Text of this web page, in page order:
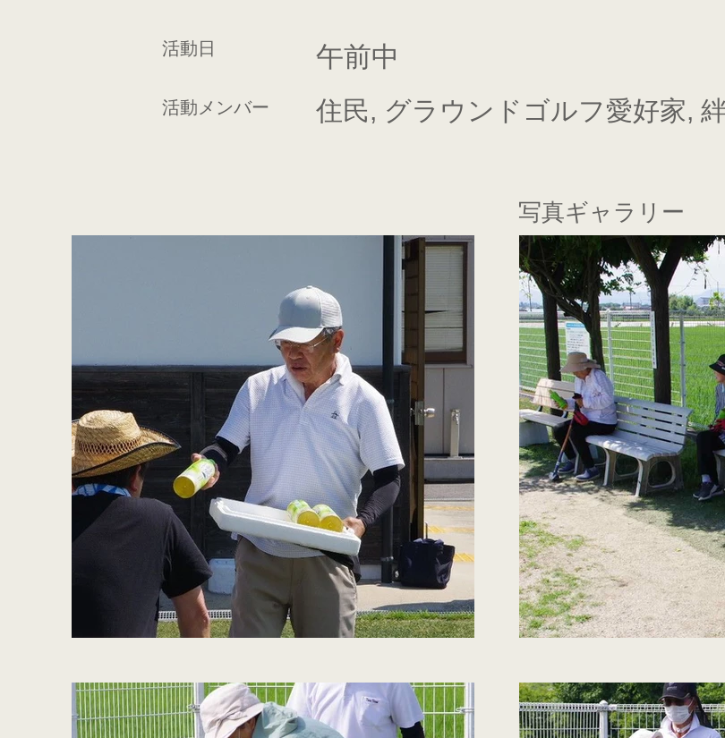
活動日 午前中
活動メンバー 住民, グラウンドゴルフ愛好家,
写真ギャラリー